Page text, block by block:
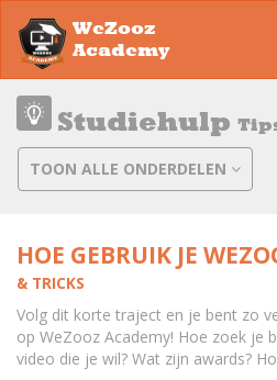
WeZooz
Academy
Studiehulp
TOON ALLE ONDERDELEN
HOE GEBRUIK JE
& TRICKS
Volg dit korte traject en je bent zo
op WeZooz Academy! Hoe zoek je
video die je wil? Wat zijn awards?